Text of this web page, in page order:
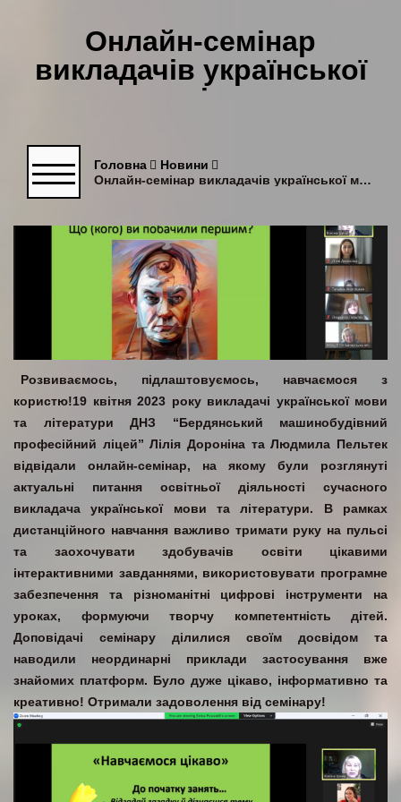
Онлайн-семінар
викладачів української
мови та літератури
Головна
Новини
Онлайн-семінар викладачів української мови та літератури
Розвиваємось, підлаштовуємось, навчаємося з
користю!19 квітня 2023 року викладачі української мови
та літератури ДНЗ “Бердянський машинобудівний
професійний ліцей” Лілія Дороніна та Людмила Пельтек
відвідали онлайн-семінар, на якому були розглянуті
актуальні питання освітньої діяльності сучасного
викладача української мови та літератури. В рамках
дистанційного навчання важливо тримати руку на пульсі
та заохочувати здобувачів освіти цікавими
інтерактивними завданнями, використовувати програмне
забезпечення та різноманітні цифрові інструменти на
уроках, формуючи творчу компетентність дітей.
Доповідачі семінару ділилися своїм досвідом та
наводили неординарні приклади застосування вже
знайомих платформ. Було дуже цікаво, інформативно та
креативно! Отримали задоволення від семінару!